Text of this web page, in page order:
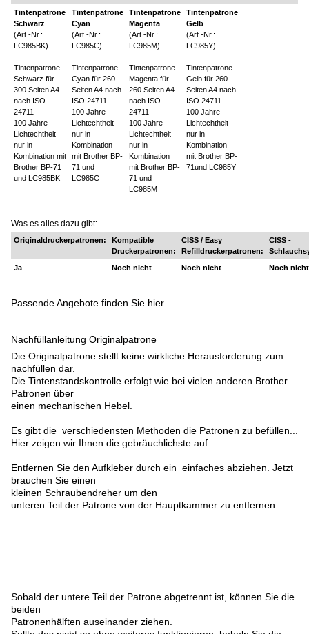
Tintenpatrone
Schwarz
(Art.-Nr.:
LC985BK)
Tintenpatrone
Schwarz für
300 Seiten A4
nach ISO
24711
100 Jahre
Lichtechtheit
nur in
Kombination mit
Brother BP-71
und LC985BK
Tintenpatrone
Cyan
(Art.-Nr.:
LC985C)
Tintenpatrone
Cyan für 260
Seiten A4 nach
ISO 24711
100 Jahre
Lichtechtheit
nur in
Kombination
mit Brother BP-
71 und
LC985C
Tintenpatrone
Magenta
(Art.-Nr.:
LC985M)
Tintenpatrone
Magenta für
260 Seiten A4
nach ISO
24711
100 Jahre
Lichtechtheit
nur in
Kombination
mit Brother BP-
71 und
LC985M
Tintenpatrone
Gelb
(Art.-Nr.:
LC985Y)
Tintenpatrone
Gelb für 260
Seiten A4 nach
ISO 24711
100 Jahre
Lichtechtheit
nur in
Kombination
mit Brother BP-
71und LC985Y
Was es alles dazu gibt:
Originaldruckerpatronen:
Kompatible
Druckerpatronen:
CISS / Easy
Refilldruckerpatronen:
CISS -
Ja
Noch nicht Noch nicht Noch nicht
Passende Angebote finden Sie hier
Nachfüllanleitung Originalpatrone
Die Originalpatrone stellt keine wirkliche Herausforderung zum
nachfüllen dar.
Die Tintenstandskontrolle erfolgt wie bei vielen anderen Brother
Patronen über
einen mechanischen Hebel.
Es gibt die verschiedensten Methoden die Patronen zu befüllen...
Hier zeigen wir Ihnen die gebräuchlichste auf.
Entfernen Sie den Aufkleber durch ein einfaches abziehen. Jetzt
brauchen Sie einen
kleinen Schraubendreher um den
unteren Teil der Patrone von der Hauptkammer zu entfernen.
Sobald der untere Teil der Patrone abgetrennt ist, können Sie die
beiden
Patronenhälften auseinander ziehen.